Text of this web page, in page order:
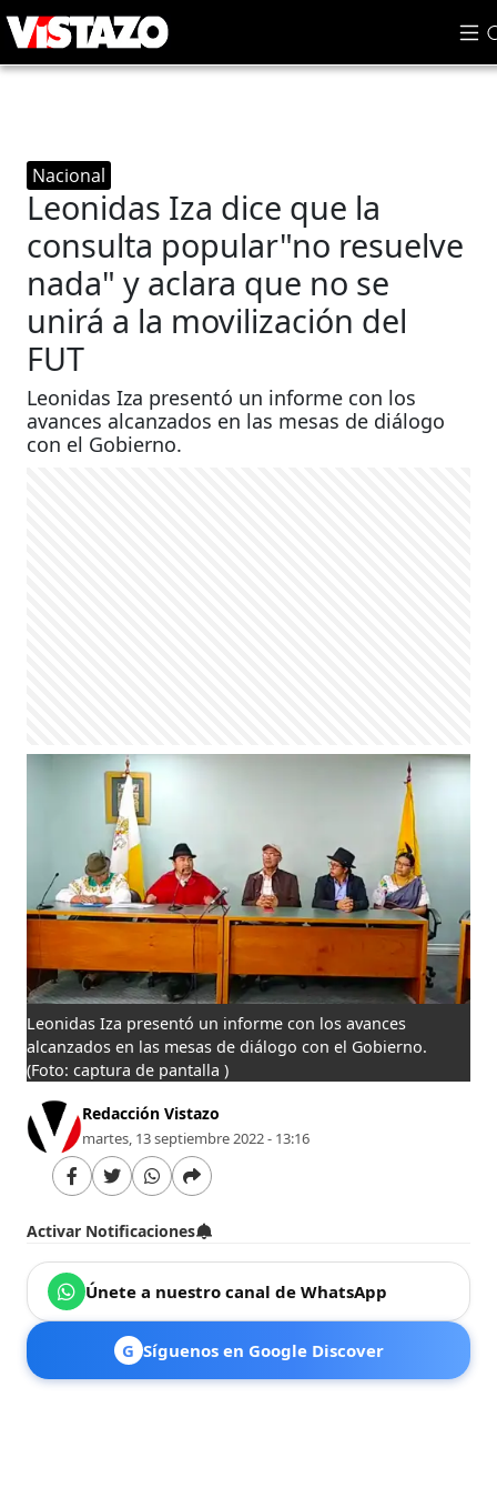
Nacional
Leonidas Iza dice que la
consulta popular"no resuelve
nada" y aclara que no se
unirá a la movilización del
FUT
Leonidas Iza presentó un informe con los
avances alcanzados en las mesas de diálogo
con el Gobierno.
Leonidas Iza presentó un informe con los avances
alcanzados en las mesas de diálogo con el Gobierno.
(Foto: captura de pantalla )
Redacción Vistazo
martes, 13 septiembre 2022 - 13:16
Activar Notificaciones
Únete a nuestro canal de WhatsApp
G Síguenos en Google Discover